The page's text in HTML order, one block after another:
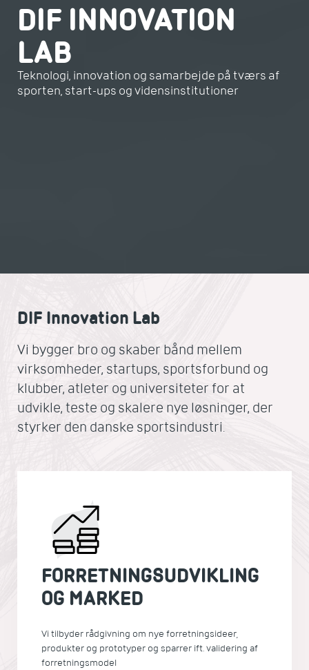
DIF INNOVATION
LAB
Teknologi, innovation og samarbejde på tværs af
sporten, start-ups og vidensinstitutioner
DIF Innovation Lab
Vi bygger bro og skaber bånd mellem
virksomheder, startups, sportsforbund og
klubber, atleter og universiteter for at
udvikle, teste og skalere nye løsninger, der
styrker den danske sportsindustri.
FORRETNINGSUDVIKLING
OG MARKED
Vi tilbyder rådgivning om nye forretningsideer,
produkter og prototyper og sparrer ift. validering af
forretningsmodel